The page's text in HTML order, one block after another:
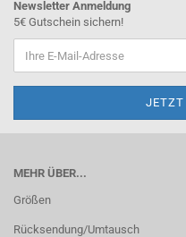
Newsletter Anmeldung
5€ Gutschein sichern!
MEHR ÜBER...
Größen
Rücksendung/Umtausch